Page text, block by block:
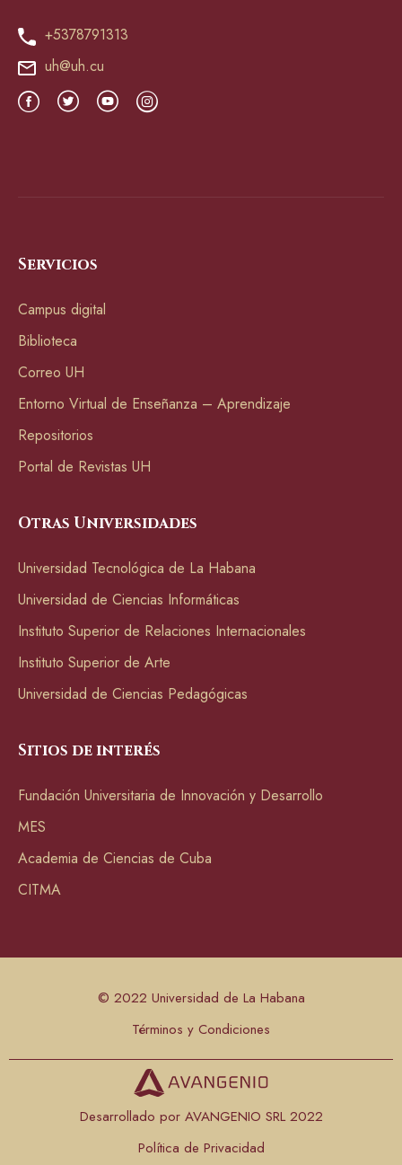
+5378791313
uh@uh.cu
Servicios
Campus digital
Biblioteca
Correo UH
Entorno Virtual de Enseñanza – Aprendizaje
Repositorios
Portal de Revistas UH
Otras Universidades
Universidad Tecnológica de La Habana
Universidad de Ciencias Informáticas
Instituto Superior de Relaciones Internacionales
Instituto Superior de Arte
Universidad de Ciencias Pedagógicas
Sitios de interés
Fundación Universitaria de Innovación y Desarrollo
MES
Academia de Ciencias de Cuba
CITMA
© 2022 Universidad de La Habana
Términos y Condiciones
Desarrollado por AVANGENIO SRL 2022
Política de Privacidad